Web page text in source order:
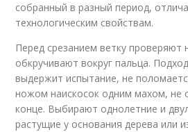
собранный в разный период,
технологическим свойствам.
Перед срезанием ветку проверяют
обкручивают вокруг пальца.
выдержит испытание, не
ножом наискосок одним махом, не
конце. Выбирают однолетние и
растущие у основания дерева или